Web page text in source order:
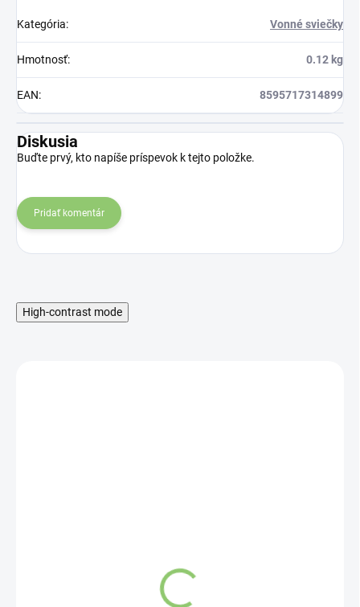
Kategória: Vonné sviečky
Hmotnosť: 0.12 kg
EAN: 8595717314899
Diskusia
Buďte prvý, kto napíše príspevok k tejto položke.
Pridať komentár
High-contrast mode